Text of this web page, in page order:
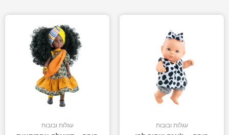
עגלות ובובות עגלות ובובות